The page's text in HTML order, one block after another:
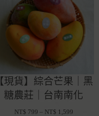
【現貨】綜合芒果｜黑
糖農莊｜台南南化
NT$ 799 – NT$ 1,599